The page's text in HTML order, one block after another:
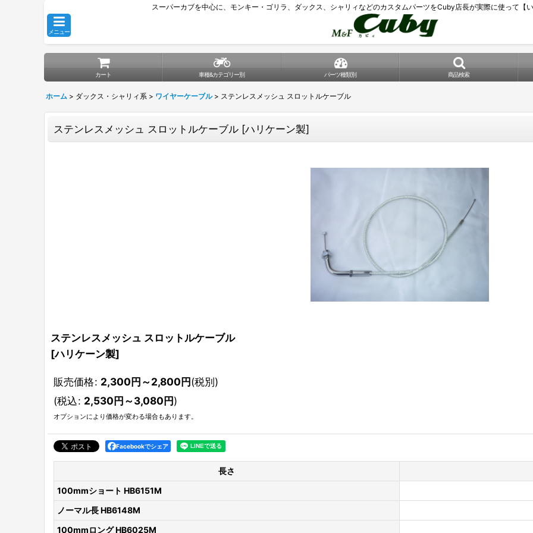
スーパーカブを中心に、モンキー・ゴリラ、ダックス、シャリィなどのカスタムパーツをCuby店長が実際に使って【
メニュー
カート 車種&カテゴリー別 パーツ種類別 商品検索
ホーム > ダックス・シャリィ系 > ワイヤーケーブル > ステンレスメッシュ スロットルケーブル
ステンレスメッシュ スロットルケーブル [ハリケーン製]
ステンレスメッシュ スロットルケーブル
[ハリケーン製]
販売価格: 2,300円～2,800円(税別)
(税込: 2,530円～3,080円)
オプションにより価格が変わる場合もあります。
Facebookでシェア
長さ
100mmショート HB6151M
ノーマル長 HB6148M
100mmロング HB6025M